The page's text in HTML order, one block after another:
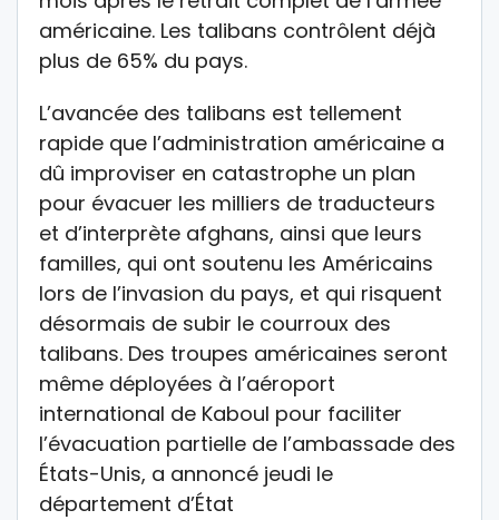
américaine. Les talibans contrôlent déjà
plus de 65% du pays.
L’avancée des talibans est tellement
rapide que l’administration américaine a
dû improviser en catastrophe un plan
pour évacuer les milliers de traducteurs
et d’interprète afghans, ainsi que leurs
familles, qui ont soutenu les Américains
lors de l’invasion du pays, et qui risquent
désormais de subir le courroux des
talibans. Des troupes américaines seront
même déployées à l’aéroport
international de Kaboul pour faciliter
l’évacuation partielle de l’ambassade des
États-Unis, a annoncé jeudi le
département d’État